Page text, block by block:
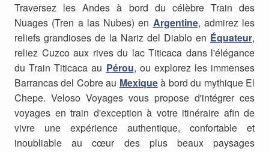
Traversez les Andes à bord du célèbre Train des
Nuages (Tren a las Nubes) en Argentine, admirez les
reliefs grandioses de la Nariz del Diablo en Équateur,
reliez Cuzco aux rives du lac Titicaca dans l'élégance
du Train Titicaca au Pérou, ou explorez les immenses
Barrancas del Cobre au Mexiqueà bord du mythique El
Chepe. Veloso Voyages vous propose d'intégrer ces
voyages en train d'exception à votre itinéraire afin de
vivre une expérience authentique, confortable et
inoubliable au cœur des plus beaux paysages